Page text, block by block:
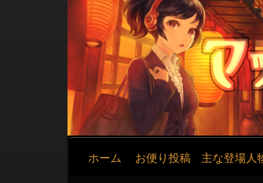
ホーム お便り投稿 主な登場人